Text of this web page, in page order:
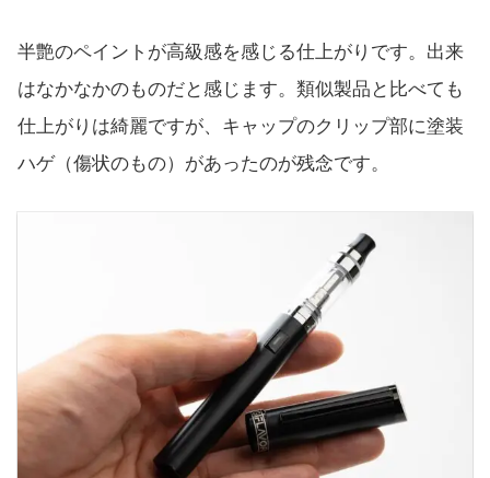
半艶のペイントが高級感を感じる仕上がりです。出来
はなかなかのものだと感じます。類似製品と比べても
仕上がりは綺麗ですが、キャップのクリップ部に塗装
ハゲ（傷状のもの）があったのが残念です。